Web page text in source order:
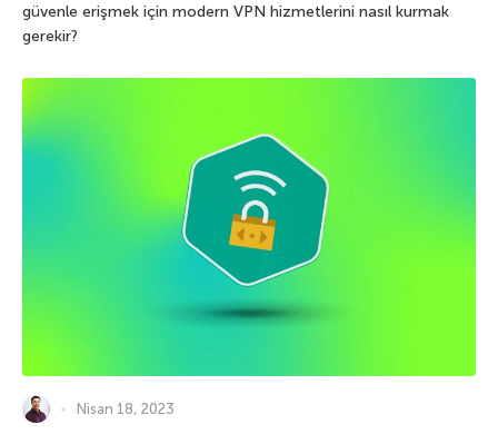
güvenle erişmek için modern VPN hizmetlerini nasıl kurmak
gerekir?
Nisan 18, 2023